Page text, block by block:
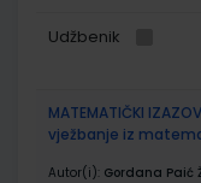
Udžbenik
MATEMATIČKI
vježbanje iz
Autor(i): Gordana Paić